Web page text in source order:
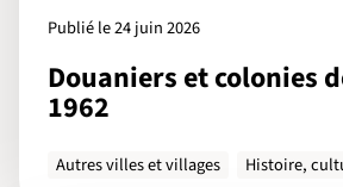
Publié le 24 juin 2026
Douaniers et colonies
1962
Autres villes et villages Histoire,